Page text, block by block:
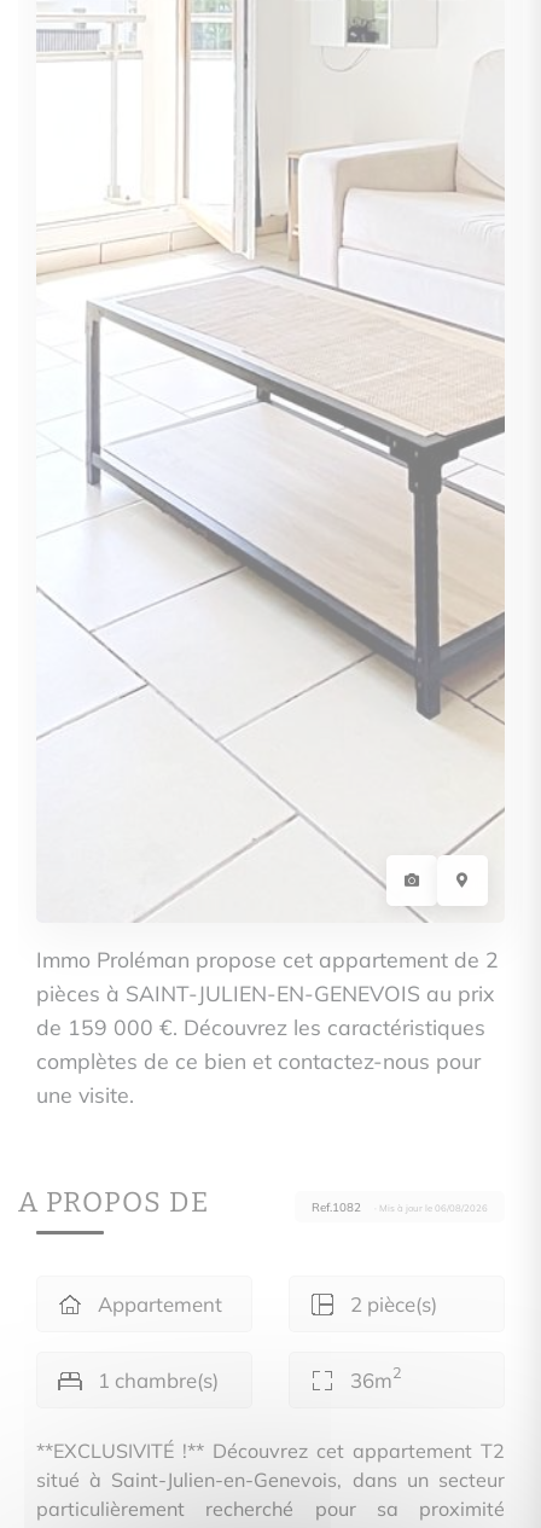
Immo Proléman propose cet appartement de 2
pièces à SAINT-JULIEN-EN-GENEVOIS au prix
de 159 000 €. Découvrez les caractéristiques
complètes de ce bien et contactez-nous pour
une visite.
A PROPOS DE Ref.1082 · Mis à jour le 06/08/2026
Appartement 2 pièce(s)
1 chambre(s) 36m2
**EXCLUSIVITÉ !** Découvrez cet appartement T2
situé à Saint-Julien-en-Genevois, dans un secteur
particulièrement recherché pour sa proximité